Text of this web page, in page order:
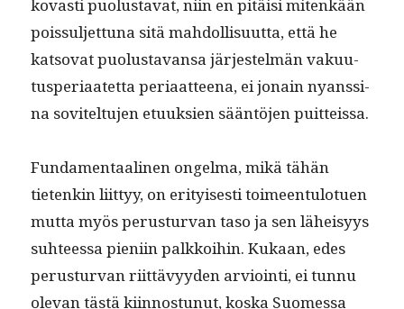
kovasti puo­lus­ta­vat, niin en pitäisi mitenkään
pois­sul­jet­tuna sitä mah­dol­lisu­ut­ta, että he
katso­vat puo­lus­ta­vansa jär­jestelmän vaku­u­
tus­pe­ri­aatet­ta peri­aat­teena, ei jon­ain nyanssi­
na sovitel­tu­jen etuuk­sien sään­tö­jen puitteissa.
Fun­da­men­taa­li­nen ongel­ma, mikä tähän
tietenkin liit­tyy, on eri­tyis­es­ti toimeen­tu­lotuen
mut­ta myös perus­tur­van taso ja sen läheisyys
suh­teessa pieni­in palkkoi­hin. Kukaan, edes
perus­tur­van riit­tävyy­den arvioin­ti, ei tun­nu
ole­van tästä kiin­nos­tunut, kos­ka Suomes­sa